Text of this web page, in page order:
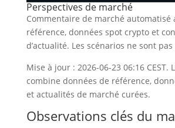
Perspectives de marché
Commentaire de marché automatisé
référence, données spot crypto et
d’actualité. Les scénarios ne sont
Mise à jour : 2026-06-23 06:16 CEST.
combine données de référence,
et actualités de marché curées.
Observations clés du